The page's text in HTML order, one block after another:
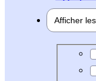
Afficher
Type